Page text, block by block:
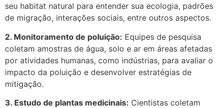
seu habitat natural para entender sua ecologia, padrões
de migração, interações sociais, entre outros aspectos.
2. Monitoramento de poluição: Equipes de pesquisa
coletam amostras de água, solo e ar em áreas afetadas
por atividades humanas, como indústrias, para avaliar o
impacto da poluição e desenvolver estratégias de
mitigação.
3. Estudo de plantas medicinais: Cientistas coletam